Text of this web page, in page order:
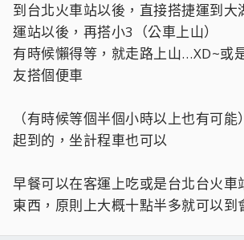
到台北火車站以後，直接搭捷運到大
運站以後，再搭小3（公車上山）
有時候懶得等，就走路上山…XD~或
友搭個便車
（有時候等個半個小時以上也有可
起到的，坐計程車也可以
早餐可以在客運上吃或是台北台火車
東西，原則上大概十點半多就可以到